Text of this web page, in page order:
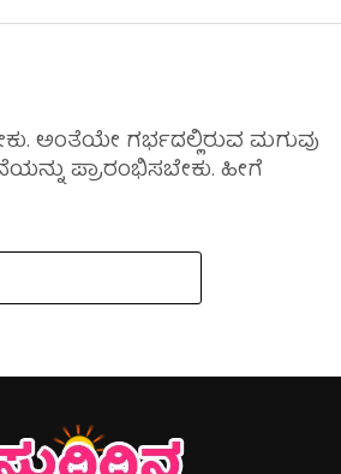
ಅಂತೆಯೇ ಗರ್ಭದಲ್ಲಿರುವ ಮಗುವು
ಪ್ರಾರಂಭಿಸಬೇಕು. ಹೀಗೆ